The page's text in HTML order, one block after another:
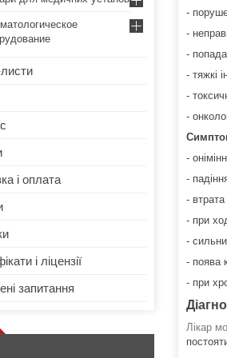
-
-
-
- тяжкі
-
-
-
-
- втрата
- при
-
- поява
- при
Лікар
і оплата
і ліцензії
запитання